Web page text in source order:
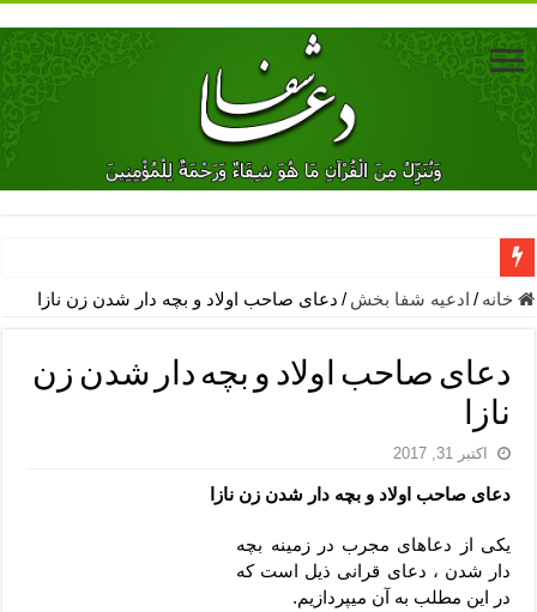
دعای جلب محبت فوری معشوق – دعای جلب محبت شوهر
معجزات دعای یا من اظهر الجمیل – دعای یا من اظهر الجمیل برای
مهم ترین اذکار الهی و فضیلت آن ها – ذکر مخصوص مستجاب الدعوه
دعا برای ترس بچه ها در خواب – دعای ترس و بی خوابی کودکان
نماز حاجت برای کار گشایی- دعای رفع مشکلات و طلب حاجت
دعای رفع فقر و طلب رزق و روزی – آیه‌ جلب ثروت و برکت مال
لا حول ولا قوة الا بالله برای چشم زخم – دعای چشم زخم ماشاالله
خانه / ادعیه شفا بخش / دعای صاحب اولاد و بچه دار شدن زن نازا
دعای صاحب اولاد و بچه دار شدن زن
نازا
اکتبر 31, 2017
دعای صاحب اولاد و بچه دار شدن زن نازا
یکی از دعاهای مجرب در زمینه بچه
دار شدن ، دعای قرانی ذیل است که
در این مطلب به آن میپردازیم.